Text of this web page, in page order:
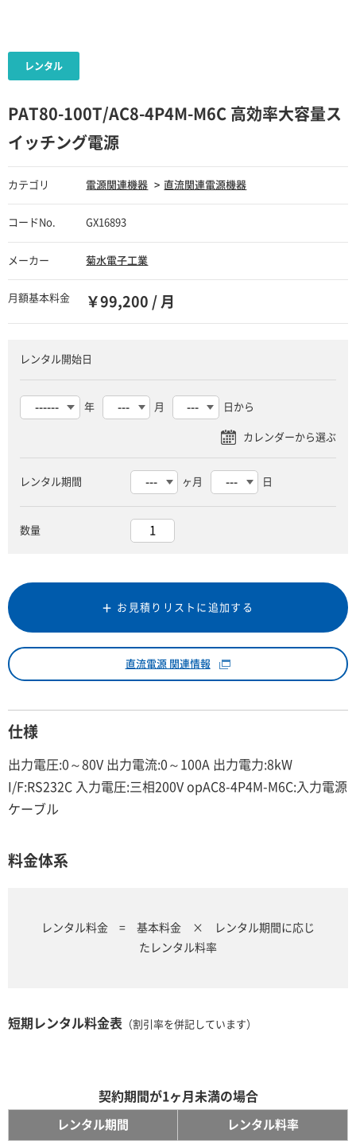
PAT80-100T/AC8-4P4M-M6C 高効率大容量ス
イッチング電源
カテゴリ 電源関連機器 直流関連電源機器
コードNo. GX16893
メーカー 菊水電子工業
月額基本料金 ￥99,200 / 月
レンタル開始日
年 月 日から
レンタル期間 ヶ月 日
数量
お見積りリストに追加する
直流電源 関連情報
仕様
出力電圧:0～80V 出力電流:0～100A 出力電力:8kW
I/F:RS232C 入力電圧:三相200V opAC8-4P4M-M6C:入力電源
ケーブル
料金体系
レンタル料金 = 基本料金 × レンタル期間に応じ
たレンタル料率
短期レンタル料金表 （割引率を併記しています）
契約期間が1ヶ月未満の場合
レンタル期間 レンタル料率